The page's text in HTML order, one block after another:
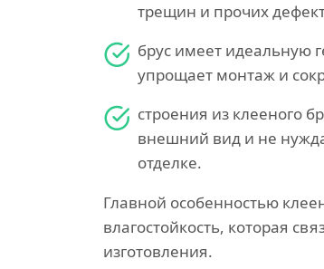
трещин и прочих
брус имеет идеальную
упрощает монтаж и
строения из клееного
внешний вид и не
отделке.
Главной особенностью
влагостойкость, которая
изготовления.